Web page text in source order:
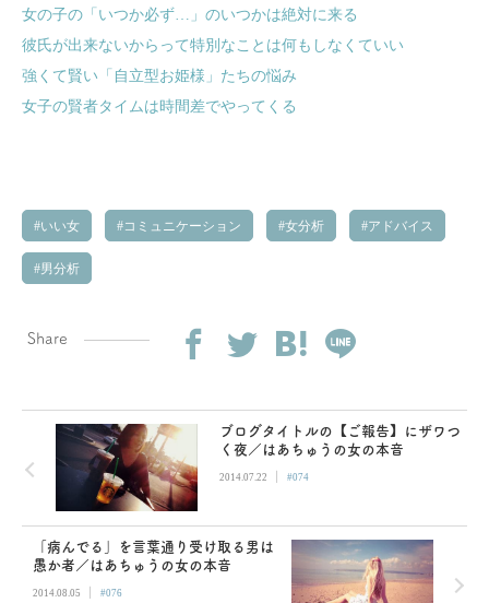
女の子の「いつか必ず…」のいつかは絶対に来る
彼氏が出来ないからって特別なことは何もしなくていい
強くて賢い「自立型お姫様」たちの悩み
女子の賢者タイムは時間差でやってくる
いい女 コミュニケーション 女分析 アドバイス
男分析
Share
ブログタイトルの【ご報告】にザワつ
く夜／はあちゅうの女の本音
2014.07.22 | #074
「病んでる」を言葉通り受け取る男は
愚か者／はあちゅうの女の本音
2014.08.05 | #076